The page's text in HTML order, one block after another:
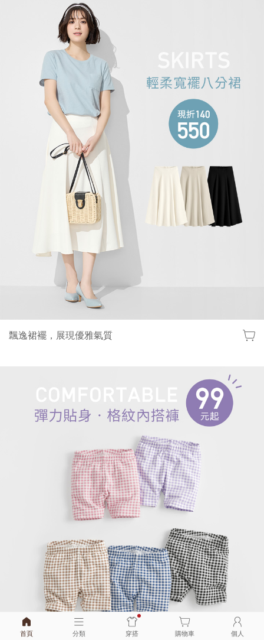
飄逸裙襬，展現優雅氣質
首頁 分類 穿搭 購物車 個人